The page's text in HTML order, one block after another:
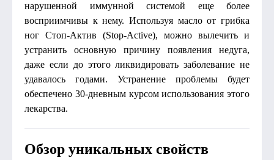
нарушенной иммунной системой еще более
восприимчивы к нему. Используя масло от грибка
ног Стоп-Актив (Stop-Active), можно вылечить и
устранить основную причину появления недуга,
даже если до этого ликвидировать заболевание не
удавалось годами. Устранение проблемы будет
обеспечено 30-дневным курсом использования этого
лекарства.
Обзор уникальных свойств